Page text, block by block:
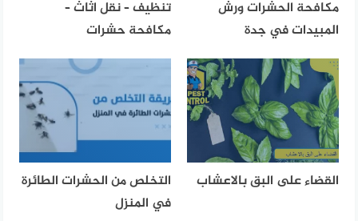
مكافحة الحشرات ورش
المبيدات في جدة
تنظيف – نقل اثاث –
مكافحة حشرات
القضاء على البق بالاعشاب
التخلص من الحشرات الطائرة
في المنزل